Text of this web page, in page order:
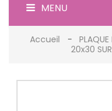
MENU
Accueil
PLAQUE
20x30